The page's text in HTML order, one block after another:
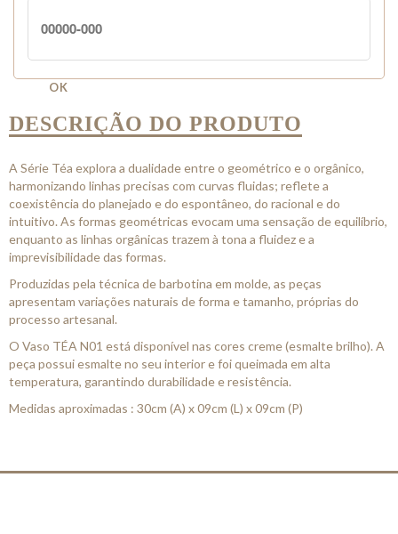
OK
DESCRIÇÃO DO PRODUTO
A Série Téa explora a dualidade entre o geométrico e o orgânico,
harmonizando linhas precisas com curvas fluidas; reflete a
coexistência do planejado e do espontâneo, do racional e do
intuitivo. As formas geométricas evocam uma sensação de equilíbrio,
enquanto as linhas orgânicas trazem à tona a fluidez e a
imprevisibilidade das formas.
Produzidas pela técnica de barbotina em molde, as peças
apresentam variações naturais de forma e tamanho, próprias do
processo artesanal.
O Vaso TÉA N01 está disponível nas cores creme (esmalte brilho). A
peça possui esmalte no seu interior e foi queimada em alta
temperatura, garantindo durabilidade e resistência.
Medidas aproximadas : 30cm (A) x 09cm (L) x 09cm (P)